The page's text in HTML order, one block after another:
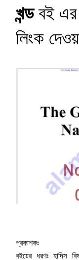
খন্ডবই এর
লিংক
প্রকাশকঃ
বইয়ের ধরণঃ হাদিস